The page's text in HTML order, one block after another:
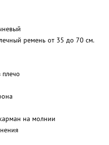
ремень от 35 до 70 см.
на молнии